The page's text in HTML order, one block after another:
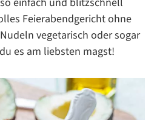
Feierabendgericht ohne
vegetarisch oder sogar
es am liebsten magst!